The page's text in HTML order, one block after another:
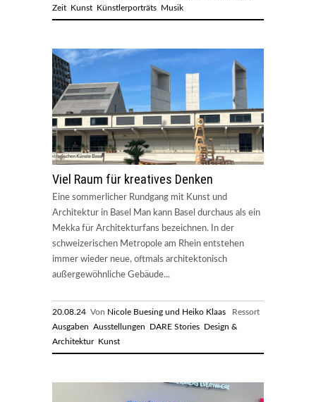
Zeit Kunst Künstlerporträts Musik
Viel Raum für kreatives Denken
Eine sommerlicher Rundgang mit Kunst und
Architektur in Basel Man kann Basel durchaus als ein
Mekka für Architekturfans bezeichnen. In der
schweizerischen Metropole am Rhein entstehen
immer wieder neue, oftmals architektonisch
außergewöhnliche Gebäude...
20.08.24 Von Nicole Buesing und Heiko Klaas Ressort
Ausgaben Ausstellungen DARE Stories Design &
Architektur Kunst